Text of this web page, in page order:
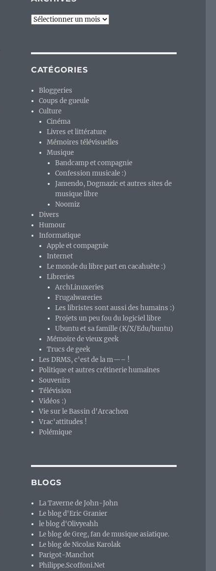
Archives
CATÉGORIES
Bloggeries
Coups de gueule
Culture
Cinéma
Livres et littérature
Mémoires télévisuelles
Musique
Bandcamp et compagnie
Confession musicale :)
Jamendo, Dogmazic et autres sites de
musique libre
Noomiz
Divers
Humour
Informatique
Apple et compagnie
Internet
Le monde du libre part en cacahuète :)
Libreries
ArchLinuxeries
Frugalwareries
Les libristes sont aussi des humains :)
Projets un peu fou du logiciel libre
Ubuntu et sa famille (K/X/Edu/buntu)
Mémoire de vieux geek
Trucs de geek
Les DRMS, c'est de la m—– !
Politique et autres crétinerie humaines
Souvenirs
Télévision
Vidéos :)
Vie sur le Bassin d'Arcachon
Vrac'attitudes !
Polémique
BLOGS
La Taverne de John-John
Le blog d'Eric Granier
le blog d'Olivyeahh
Le blog de Greg, fan de musique asiatique.
Le blog de Nicolas Karolak
Parigot-Manchot
Philippe.Scoffoni.Net